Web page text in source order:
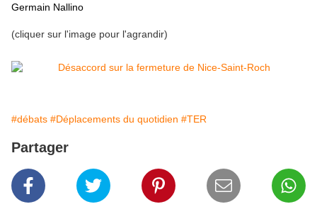
Germain Nallino
(cliquer sur l'image pour l'agrandir)
#débats #Déplacements du quotidien #TER
Partager